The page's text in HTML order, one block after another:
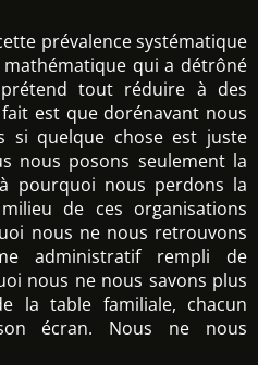
prévalence systématique
qui a détrôné
tout réduire à des
est que dorénavant nous
si quelque chose est juste
nous posons seulement la
pourquoi nous perdons la
de ces organisations
nous ne nous retrouvons
administratif rempli de
nous ne nous savons plus
la table familiale, chacun
écran. Nous ne nous